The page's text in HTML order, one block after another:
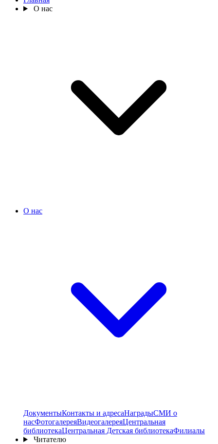
О нас
О нас
ДокументыКонтакты и адресаНаградыСМИ о
насФотогалереяВидеогалереяЦентральная
библиотекаЦентральная Детская библиотекаФилиалы
Читателю